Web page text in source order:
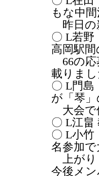
もな中
昨日の
〇 L若
高岡駅
66の応
載りま
〇 L門
が「琴
大会で
〇 L江
〇 L小
名参加
上がり
今後メ